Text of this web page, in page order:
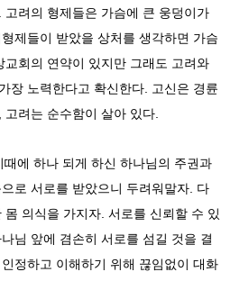
고려의 형제들은 가슴에 큰 웅덩이가
형제들이 받았을 상처를 생각하면 가슴
교회의 연약이 있지만 그래도 고려와
장 노력한다고 확신한다
고신은 경륜
고려는 순수함이 살아 있다
때에 하나 되게 하신 하나님의 주권과
으로 서로를 받았으니 두려워말자 다
몸 의식을 가지자 서로를 신뢰할 수 있
님 앞에 겸손히 서로를 섬길 것을 결
정하고 이해하기 위해 끊임없이 대화